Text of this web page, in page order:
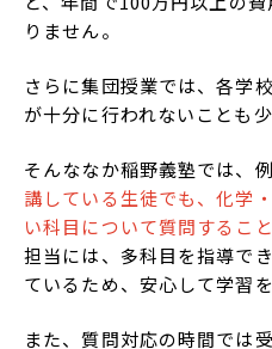
りません。
さらに集団授業では、各学
が十分に行われないことも
そんななか稲野義塾では、
講している生徒でも、化学
い科目について質問すること
担当には、多科目を指導で
ているため、安心して学習
また、質問対応の時間では